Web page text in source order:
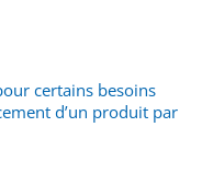
certains besoins
d’un produit par